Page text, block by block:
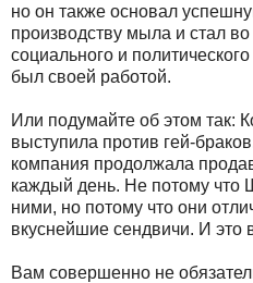
но он также основал
производству мыла и стал
социального и
был своей работой.
Или подумайте об этом так:
выступила против гей-
компания продолжала
каждый день. Не потому что
ними, но потому что они
вкуснейшие сендвичи. И это
Вам совершенно не